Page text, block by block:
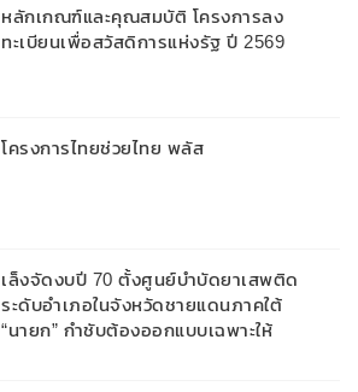
หลักเกณฑ์และคุณสมบัติ โครงการลง
ทะเบียนเพื่อสวัสดิการแห่งรัฐ ปี 2569
โครงการไทยช่วยไทย พลัส
เล็งจัดงบปี 70 ตั้งศูนย์บำบัดยาเสพติด
ระดับอำเภอในจังหวัดชายแดนภาคใต้
“นายก” กำชับต้องออกแบบเฉพาะให้